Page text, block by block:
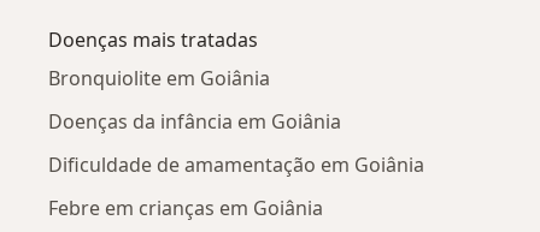
Doenças mais tratadas
Bronquiolite em Goiânia
Doenças da infância em Goiânia
Dificuldade de amamentação em Goiânia
Febre em crianças em Goiânia